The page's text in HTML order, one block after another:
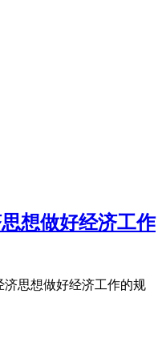
想做好经济工作
济思想做好经济工作的规